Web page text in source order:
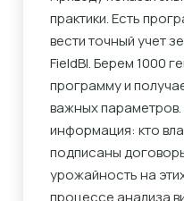
практики. Есть
вести точный учет
FieldBI. Берем 1000
программу и
важных
информация: кто
подписаны
урожайность на
процессе анализа